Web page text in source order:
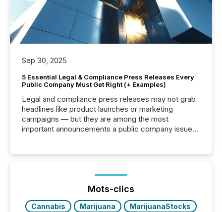
Sep 30, 2025
5 Essential Legal & Compliance Press Releases Every
Public Company Must Get Right (+ Examples)
Legal and compliance press releases may not grab
headlines like product launches or marketing
campaigns — but they are among the most
important announcements a public company issues.
highlight five critical legal and compliance press
real-world...
Mots-clics
Cannabis Marijuana
MarijuanaStocks